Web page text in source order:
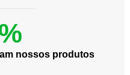
nossos produtos